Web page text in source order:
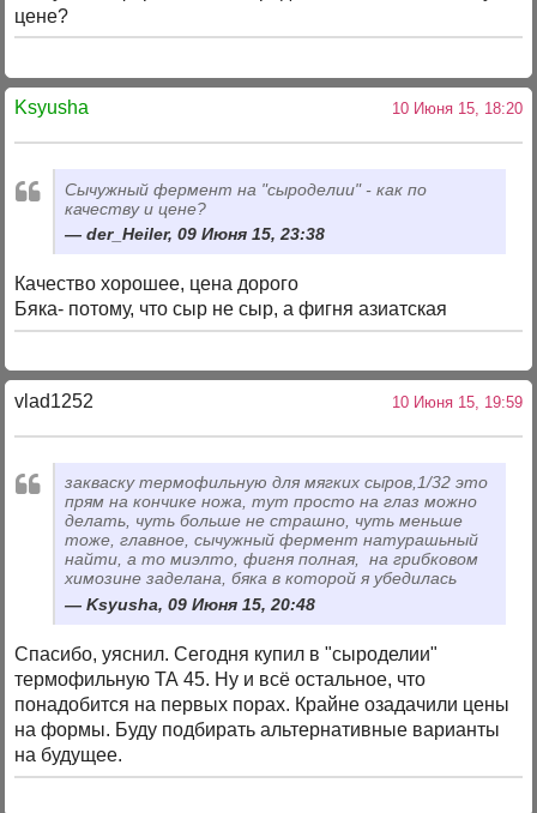
цене?
Ksyusha 10 Июня 15, 18:20
Сычужный фермент на "сыроделии" - как по
качеству и цене?
der_Heiler, 09 Июня 15, 23:38
Качество хорошее, цена дорого
Бяка- потому, что сыр не сыр, а фигня азиатская
vlad1252 10 Июня 15, 19:59
закваску термофильную для мягких сыров,1/32 это
прям на кончике ножа, тут просто на глаз можно
делать, чуть больше не страшно, чуть меньше
тоже, главное, сычужный фермент натурашьный
найти, а то миэлто, фигня полная, на грибковом
химозине заделана, бяка в которой я убедилась
Ksyusha, 09 Июня 15, 20:48
Спасибо, уяснил. Сегодня купил в "сыроделии"
термофильную ТА 45. Ну и всё остальное, что
понадобится на первых порах. Крайне озадачили цены
на формы. Буду подбирать альтернативные варианты
на будущее.